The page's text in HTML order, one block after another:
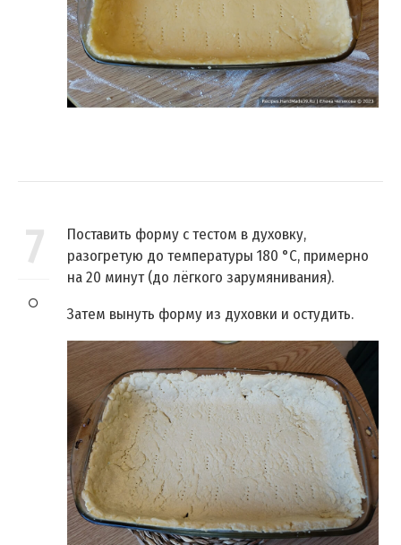
7
Поставить форму с тестом в духовку,
разогретую до температуры 180 °C, примерно
на 20 минут (до лёгкого зарумянивания).
Затем вынуть форму из духовки и остудить.